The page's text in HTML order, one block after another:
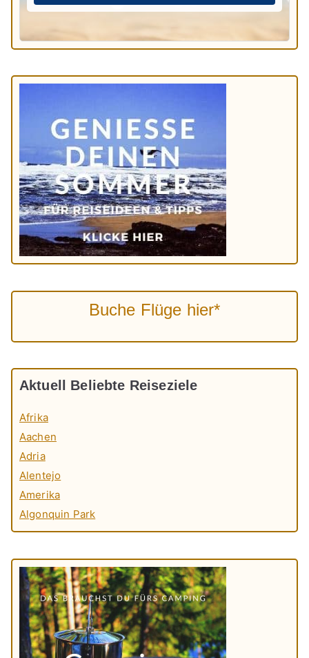
Buche Flüge hier*
Aktuell Beliebte Reiseziele
Afrika
Aachen
Adria
Alentejo
Amerika
Algonquin Park